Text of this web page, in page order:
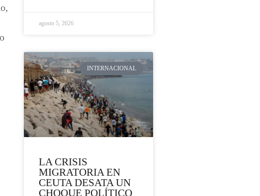
agosto 5, 2026
INTERNACIONAL
LA CRISIS
MIGRATORIA EN
CEUTA DESATA UN
CHOQUE POLÍTICO